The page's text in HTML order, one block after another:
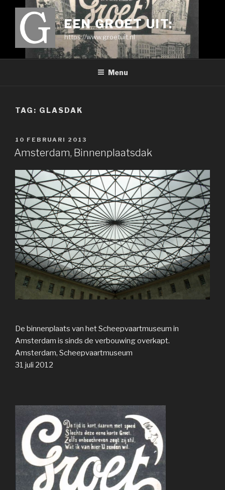
EEN GROET UIT:
https://www.groetuit.nl
Menu
TAG: GLASDAK
GEPLAATST
OP
10 FEBRUARI 2013
Amsterdam, Binnenplaatsdak
De binnenplaats van het Scheepvaartmuseum in
Amsterdam is sinds de verbouwing overkapt.
Amsterdam, Scheepvaartmuseum
31 juli 2012